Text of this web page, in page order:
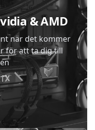
& AMD
när det kommer
för att ta dig till